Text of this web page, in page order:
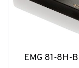
EMG 81-8H-